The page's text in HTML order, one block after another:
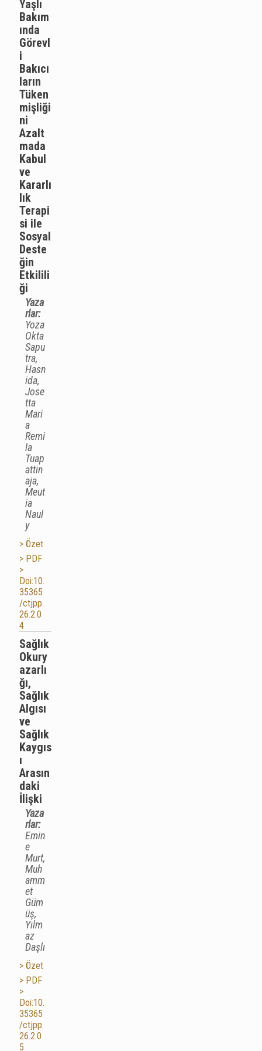
Yaşlı
Bakım
ında
Görevl
i
Bakıcı
ların
Tüken
mişliği
ni
Azalt
mada
Kabul
ve
Kararlı
lık
Terapi
si ile
Sosyal
Deste
ğin
Etkilili
ği
Yaza
rlar:
Yoza
Okta
Sapu
tra,
Hasn
ida,
Jose
tta
Mari
a
Remi
la
Tuap
attin
aja,
Meut
ia
Naul
y
> Özet
> PDF
>
Doi:10.
35365
/ctjpp.
26.2.0
4
Sağlık
Okury
azarlı
ğı,
Sağlık
Algısı
ve
Sağlık
Kaygıs
ı
Arasın
daki
İlişki
Yaza
rlar:
Emin
e
Murt,
Muh
amm
et
Güm
üş,
Yılm
az
Daşlı
> Özet
> PDF
>
Doi:10.
35365
/ctjpp.
26.2.0
5